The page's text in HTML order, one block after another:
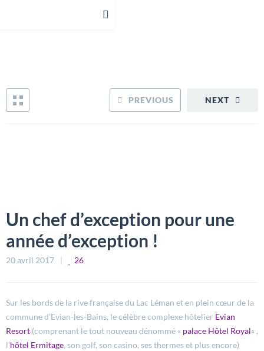
NEXT
PREVIOUS
Un chef d’exception pour une
année d’exception !
20 avril 2017 26
Sur les bords de la rive française du Lac Léman et en plein cœur de la
commune d’Evian-les-Bains, le célèbre complexe hôtelier Evian
Resort (comprenant le tout nouveau dénommé « palace Hôtel Royal« ,
l’hôtel Ermitage, son golf, son casino, ses thermes et plus encore)